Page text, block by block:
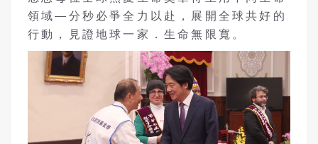
領域—分秒必爭全力以赴，展開全球共好的
行動，見證地球一家．生命無限寬。